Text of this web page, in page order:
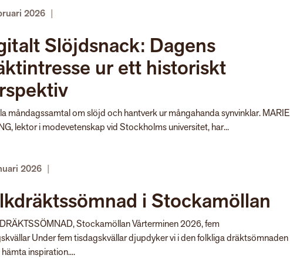
2026 |
Slöjdsnack: Dagens
ur ett historiskt
måndagssamtal om slöjd och hantverk ur mångahanda synvinklar. MARIE
lektor i modevetenskap vid Stockholms universitet, har...
2026 |
i Stockamöllan
Stockamöllan Vårterminen 2026, fem
Under fem tisdagskvällar djupdyker vi i den folkliga dräktsömnaden
inspiration....